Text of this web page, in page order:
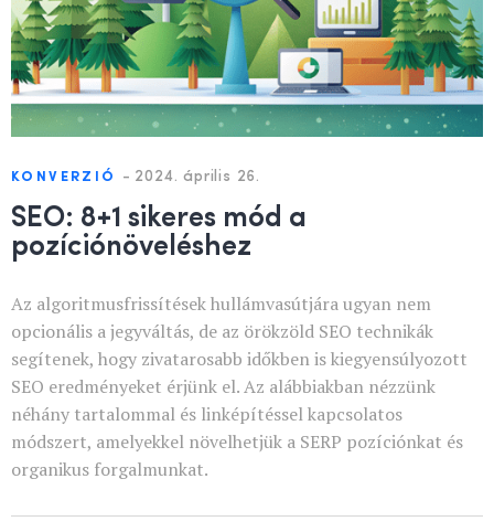
KONVERZIÓ - 2024. április 26.
SEO: 8+1 sikeres mód a
pozíciónöveléshez
Az algoritmusfrissítések hullámvasútjára ugyan nem
opcionális a jegyváltás, de az örökzöld SEO technikák
segítenek, hogy zivatarosabb időkben is kiegyensúlyozott
SEO eredményeket érjünk el. Az alábbiakban nézzünk
néhány tartalommal és linképítéssel kapcsolatos
módszert, amelyekkel növelhetjük a SERP pozíciónkat és
organikus forgalmunkat.